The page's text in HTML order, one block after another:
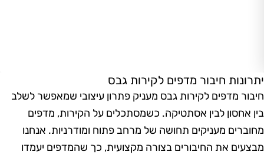
חיבור מדפים לקירות גבס
מדפים לקירות גבס מעניק פתרון עיצובי שמאפשר לשלב
אחסון לבין אסתטיקה. כשמסתכלים על הקירות, מדפים
מעניקים תחושה של מרחב פתוח ומודרניות. אנחנו
את החיבורים בצורה מקצועית, כך שהמדפים יעמדו